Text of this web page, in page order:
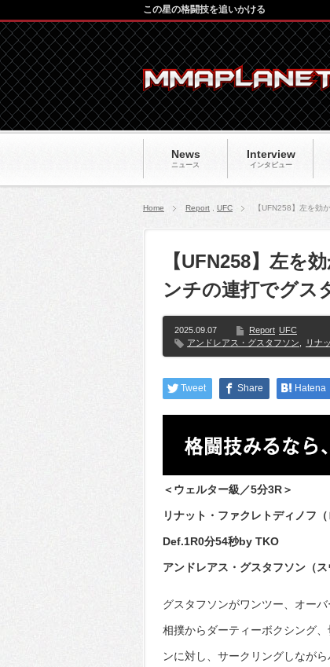
News
ニュース
Interview
インタビュー
この星の格闘技を追いかける
Home Report UFC 【UFN258】左を効
【UFN258】左を
ンチの連打でグス
2025.09.07 Report UFC
アンドレアス・グスタフソン
リナ
Tweet Share Hatena
＜ウェルター級／5分3R＞
リナット・ファクレトディノフ（
Def.1R0分54秒by TKO
アンドレアス・グスタフソン（ス
グスタフソンがワンツー、オー
相撲からダーティーボクシング
ンに対し、サークリングしなが